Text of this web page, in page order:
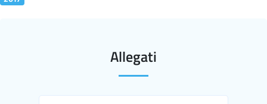
Allegati